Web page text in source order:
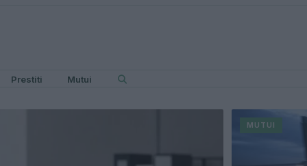
Prestiti Mutui
MUTUI